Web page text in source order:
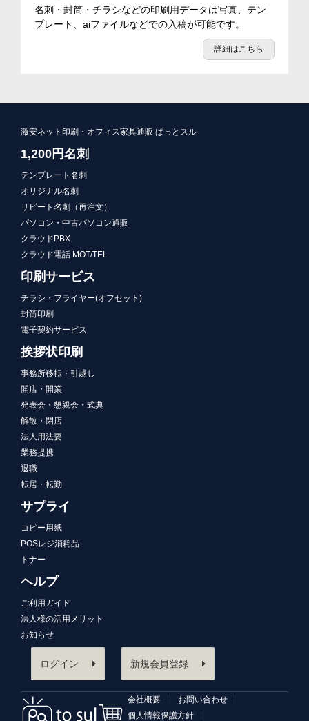
名刺・封筒・チラシなどの印刷用データは写真、テン
プレート、aiファイルなどでの入稿が可能です。
詳細はこちら
激安ネット印刷・オフィス家具通販 ぱっとスル
1,200円名刺
テンプレート名刺
オリジナル名刺
リピート名刺（再注文）
パソコン・中古パソコン通販
クラウドPBX
クラウド電話 MOT/TEL
印刷サービス
チラシ・フライヤー(オフセット)
封筒印刷
電子契約サービス
挨拶状印刷
事務所移転・引越し
開店・開業
発表会・懇親会・式典
解散・閉店
法人用法要
業務提携
退職
転居・転勤
サプライ
コピー用紙
POSレジ消耗品
トナー
ヘルプ
ご利用ガイド
法人様の活用メリット
お知らせ
ログイン 新規会員登録
会社概要
お問い合わせ
個人情報保護方針